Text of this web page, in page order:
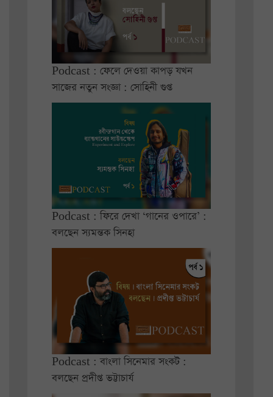
Podcast : ফেলে দেওয়া কাপড় যখন
সাজের নতুন সংজ্ঞা : সোহিনী গুপ্ত
Podcast : ফিরে দেখা ‘গানের ওপারে’ :
বলছেন স্যমন্তক সিনহা
Podcast : বাংলা সিনেমার সংকট :
বলছেন প্রদীপ্ত ভট্টাচার্য